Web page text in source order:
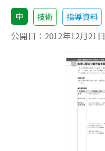
中 技術 指導資料
公開日： 2012年12月21日